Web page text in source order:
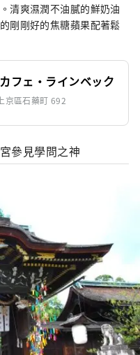
清爽濕潤不油膩的鮮奶油
剛剛好的焦糖蘋果配著鬆
フェ・ラインベック
京區石藥町 692
參見學問之神